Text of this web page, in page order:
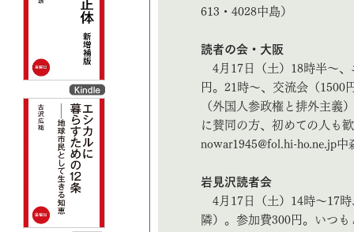
613・4028中島）
読者の会・大阪
4月17日（土）18時半～、
円。21時～、交流会（1500
（外国人参政権と排外主義
に賛同の方、初めての人も
nowar1945@fol.hi-ho.ne.jp中
岩見沢読者会
4月17日（土）14時～17時
隣）。参加費300円。いつ